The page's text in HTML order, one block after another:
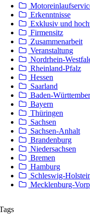
Erkenntnisse
Exklusiv und
Firmensitz
Zusammenarbeit
Veranstaltung
Nordrhein-
Rheinland-Pfalz
Hessen
Saarland
Baden-
Bayern
Thüringen
Sachsen
Sachsen-Anhalt
Brandenburg
Niedersachsen
Bremen
Hamburg
Schleswig-
Mecklenburg-